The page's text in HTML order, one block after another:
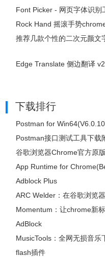
Font Picker - 网页字体识别
Rock Hand 摇滚手势
推荐几款个性的二次元颜
Edge Translate 侧边翻译
下载排行
Postman for
Postman接口测试工具下载
谷歌浏览器Chrome官方原
App Runtime for
Adblock Plus
ARC Welder：在谷歌浏览
Momentum：让chrome新
AdBlock
​MusicTools：全网无损音乐
flash插件